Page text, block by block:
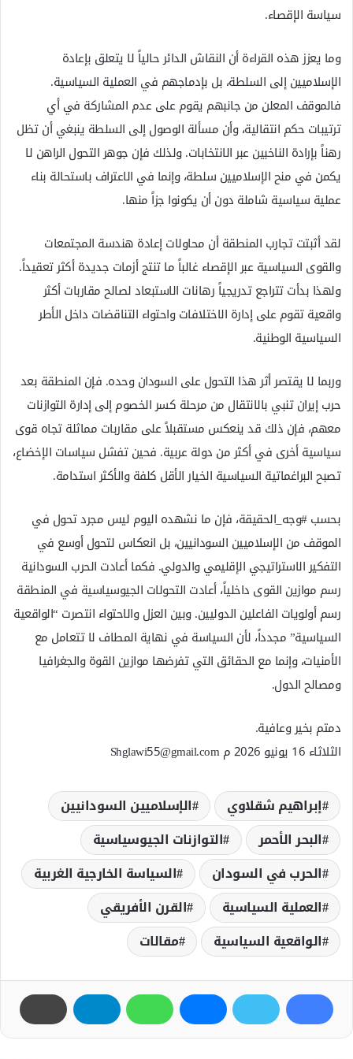
سياسة الإقصاء.
وما يعزز هذه القراءة أن النقاش الدائر حالياً لا يتعلق بإعادة
الإسلاميين إلى السلطة، بل بإدماجهم في العملية السياسية.
فالموقف المعلن من جانبهم يقوم على عدم المشاركة في أي
ترتيبات حكم انتقالية، وأن مسألة الوصول إلى السلطة ينبغي أن تظل
رهناً بإرادة الناخبين عبر الانتخابات. ولذلك فإن جوهر التحول الراهن لا
يكمن في منح الإسلاميين سلطة، وإنما في الاعتراف باستحالة بناء
عملية سياسية شاملة دون أن يكونوا جزاً منها.
لقد أثبتت تجارب المنطقة أن محاولات إعادة هندسة المجتمعات
والقوى السياسية عبر الإقصاء غالباً ما تنتج أزمات جديدة أكثر تعقيداً.
ولهذا بدأت تتراجع تدريجياً رهانات الاستبعاد لصالح مقاربات أكثر
واقعية تقوم على إدارة الاختلافات واحتواء التناقضات داخل الأطر
السياسية الوطنية.
وربما لا يقتصر أثر هذا التحول على السودان وحده. فإن المنطقة بعد
حرب إيران تنبي بالانتقال من مرحلة كسر الخصوم إلى إدارة التوازنات
معهم، فإن ذلك قد ينعكس مستقبلاً على مقاربات مماثلة تجاه قوى
سياسية أخرى في أكثر من دولة عربية. فحين تفشل سياسات الإخضاع،
تصبح البراغماتية السياسية الخيار الأقل كلفة والأكثر استدامة.
بحسب #وجه_الحقيقة، فإن ما نشهده اليوم ليس مجرد تحول في
الموقف من الإسلاميين السودانيين، بل انعكاس لتحول أوسع في
التفكير الاستراتيجي الإقليمي والدولي. فكما أعادت الحرب السودانية
رسم موازين القوى داخلياً، أعادت التحولات الجيوسياسية في المنطقة
رسم أولويات الفاعلين الدوليين. وبين العزل والاحتواء انتصرت “الواقعية
السياسية” مجدداً، لأن السياسة في نهاية المطاف لا تتعامل مع
الأمنيات، وإنما مع الحقائق التي تفرضها موازين القوة والجغرافيا
ومصالح الدول.
دمتم بخير وعافية.
الثلاثاء 16 يونيو 2026 م Shglawi55@gmail.com
إبراهيم شقلاوي
الإسلاميين السودانيين
البحر الأحمر
التوازنات الجيوسياسية
الحرب في السودان
السياسة الخارجية الغربية
العملية السياسية
القرن الأفريقي
الواقعية السياسية
مقالات